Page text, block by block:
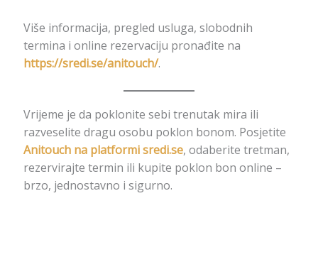
Više informacija, pregled usluga, slobodnih
termina i online rezervaciju pronađite na
https://sredi.se/anitouch/.
Vrijeme je da poklonite sebi trenutak mira ili
razveselite dragu osobu poklon bonom. Posjetite
Anitouch na platformi sredi.se, odaberite tretman,
rezervirajte termin ili kupite poklon bon online –
brzo, jednostavno i sigurno.